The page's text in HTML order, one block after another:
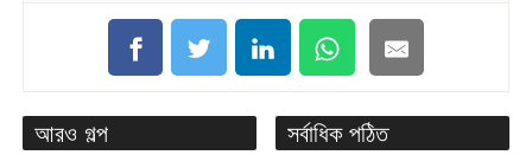
আরও গল্প সর্বাধিক পঠিত